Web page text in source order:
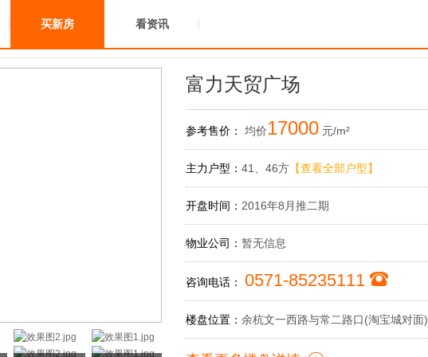
买新房 看资讯
富力天贸广场
参考售价： 均价17000 元/m²
主力户型： 41、46方 【查看全部户型】
开盘时间： 2016年8月推二期
物业公司： 暂无信息
咨询电话： 0571-85235111
楼盘位置： 余杭文一西路与常二路口(淘宝城对面)